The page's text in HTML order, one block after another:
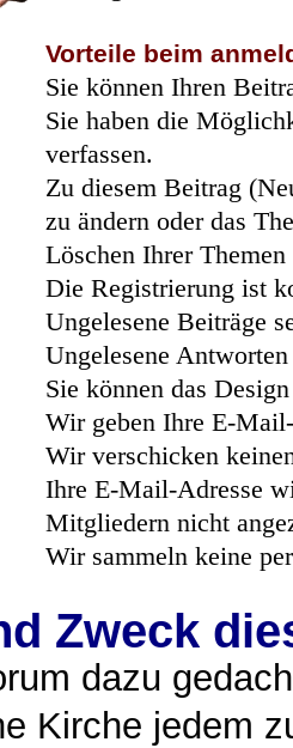
Vorteile beim
Sie können Ihren
Sie haben die
verfassen.
Zu diesem Beitrag
zu ändern oder das
Löschen Ihrer
Die Registrierung ist
Ungelesene Beiträge
Ungelesene
Sie können das
Wir geben Ihre E-
Wir verschicken
Ihre E-Mail-Adresse
Mitgliedern nicht
Wir sammeln keine
Zweck
dazu
Kirche jedem